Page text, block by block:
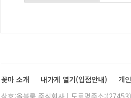
꽃마 소개 내가게 열기(입점안내) 개